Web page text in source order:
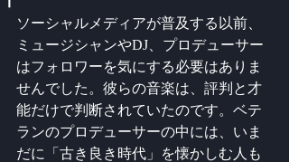
ソーシャルメディアが普及する以前、
ミュージシャンやDJ、プロデューサー
はフォロワーを気にする必要はありま
せんでした。彼らの音楽は、評判と才
能だけで判断されていたのです。ベテ
ランのプロデューサーの中には、いま
だに「古き良き時代」を懐かしむ人も